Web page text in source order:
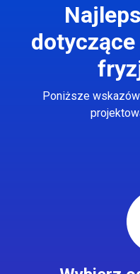
dotyczące
Poniższe